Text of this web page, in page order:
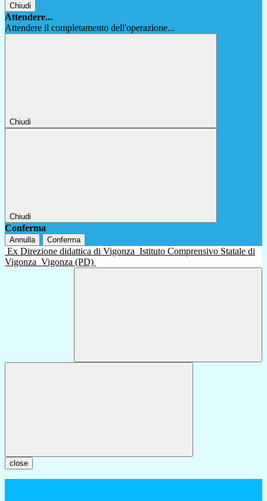
Chiudi
Attendere...
Attendere il completamento dell'operazione...
Chiudi
Chiudi
Conferma
Annulla Conferma
Ex Direzione didattica di Vigonza Istituto Comprensivo Statale di
Vigonza Vigonza (PD)
close